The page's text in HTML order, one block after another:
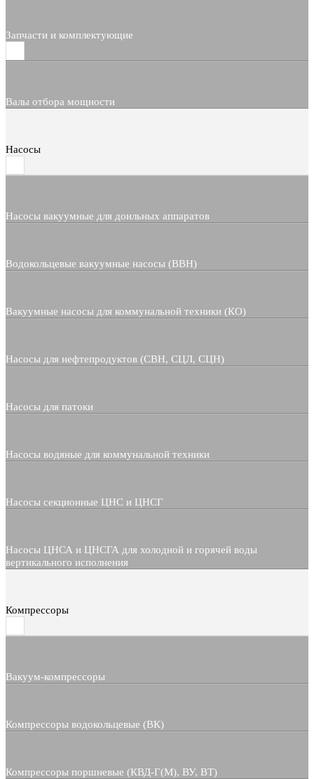
Запчасти и комплектующие
Валы отбора мощности
Насосы
Насосы вакуумные для доильных аппаратов
Водокольцевые вакуумные насосы (ВВН)
Вакуумные насосы для коммунальной техники (КО)
Насосы для нефтепродуктов (СВН, СЦЛ, СЦН)
Насосы для патоки
Насосы водяные для коммунальной техники
Насосы секционные ЦНС и ЦНСГ
Насосы ЦНСА и ЦНСГА для холодной и горячей воды
вертикального исполнения
Компрессоры
Вакуум-компрессоры
Компрессоры водокольцевые (ВК)
Компрессоры поршневые (КВД-Г(М), ВУ, ВТ)